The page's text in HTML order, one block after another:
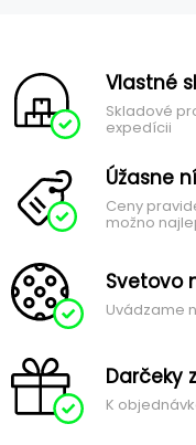
Vlastné
Skladové
expedícii
Úžasne
Ceny
možno
Svetovo
Uvádzame
Darčeky
K